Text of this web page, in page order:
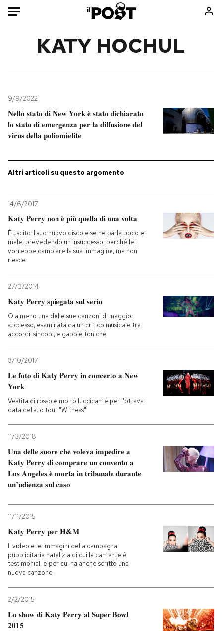
Mondo
Politica
Tecnologia
Internet
Cultura
Consumismi
Storie/Idee
PODCAST
NEWSLETTER
I MIEI PREFERITI
CALENDARIO
AREA PERSONALE
Entra
KATY HOCHUL
9/9/2022
Nello stato di New York è stato dichiarato
lo stato di emergenza per la diffusione del
virus della poliomielite
Altri articoli su questo argomento
14/6/2017
Katy Perry non è più quella di una volta
È uscito il suo nuovo disco e se ne parla poco e
male, prevedendo un insuccesso: perché lei
vorrebbe cambiare la sua immagine, ma non
riesce
27/3/2014
Katy Perry spiegata sul serio
O almeno una delle sue canzoni di maggior
successo, esaminata da un critico musicale tra
accordi, sincopi, e gabbie toniche
3/10/2017
Le foto di Katy Perry in concerto a New
York
Vestita di rosso e molto luccicante per l'ottava
data del suo tour "Witness"
11/3/2018
Una delle suore che voleva impedire a
Katy Perry di comprare un convento a
Los Angeles è morta in tribunale durante
un’udienza sul caso
11/11/2015
Katy Perry per H&M
Il video e le immagini della campagna
pubblicitaria natalizia di cui la cantante è
testimonial, e per cui ha anche scritto una
nuova canzone
2/2/2015
Lo show di Katy Perry al Super Bowl
2015